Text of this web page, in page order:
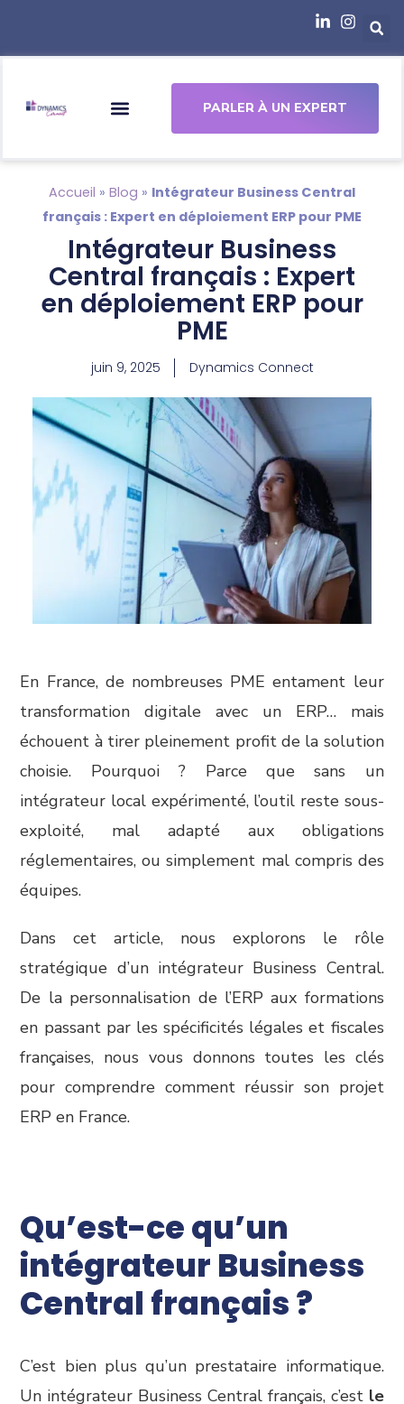
PARLER À UN EXPERT
Accueil » Blog » Intégrateur Business Central
français : Expert en déploiement ERP pour PME
Intégrateur Business
Central français : Expert
en déploiement ERP pour
PME
juin 9, 2025 Dynamics Connect
En France, de nombreuses PME entament leur
transformation digitale avec un ERP… mais
échouent à tirer pleinement profit de la solution
choisie. Pourquoi ? Parce que sans un
intégrateur local expérimenté, l’outil reste sous-
exploité, mal adapté aux obligations
réglementaires, ou simplement mal compris des
équipes.
Dans cet article, nous explorons le rôle
stratégique d’un intégrateur Business Central.
De la personnalisation de l’ERP aux formations
en passant par les spécificités légales et fiscales
françaises, nous vous donnons toutes les clés
pour comprendre comment réussir son projet
ERP en France.
Qu’est-ce qu’un
intégrateur Business
Central français ?
C’est bien plus qu’un prestataire informatique.
Un intégrateur Business Central français, c’est le